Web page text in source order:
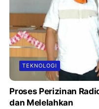
TEKNOLOGI
Proses Perizinan
dan Melelahkan